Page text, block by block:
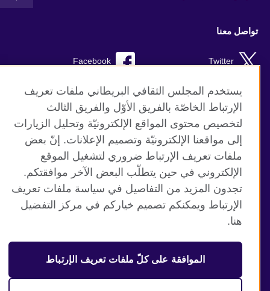
تواصل معنا
Facebook Twitter
YouTube RSS
TikTok
موقع المجلس الثقافي البريطاني العالمي
الخصوصية وشروط الاستخدام
ملفات تعريف الإرتباط
خارطة الموقع
منظمة المملكة المتحدة الدولية للعلاقات الثقافية والفرص
يستخدم المجلس الثقافي البريطاني ملفات تعريف
الإرتباط الخاصّة بالفريق الأوّل والفريق الثالث
لتخصيص محتوى المواقع الإلكترونيّة وتحليل الزيارات
إلى مواقعنا الإلكترونيّة وتصميم الإعلانات. إنّ بعض
ملفات تعريف الإرتباط ضروري لتشغيل الموقع
الإلكتروني في حين يتطلّب البعض الآخر موافقتكم.
تجدون المزيد من التفاصيل في سياسة ملفات تعريف
الإرتباط ويمكنكم تصميم خياركم في مركز التفضيل
هنا.
الموافقة على كلّ ملفات تعريف الإرتباط